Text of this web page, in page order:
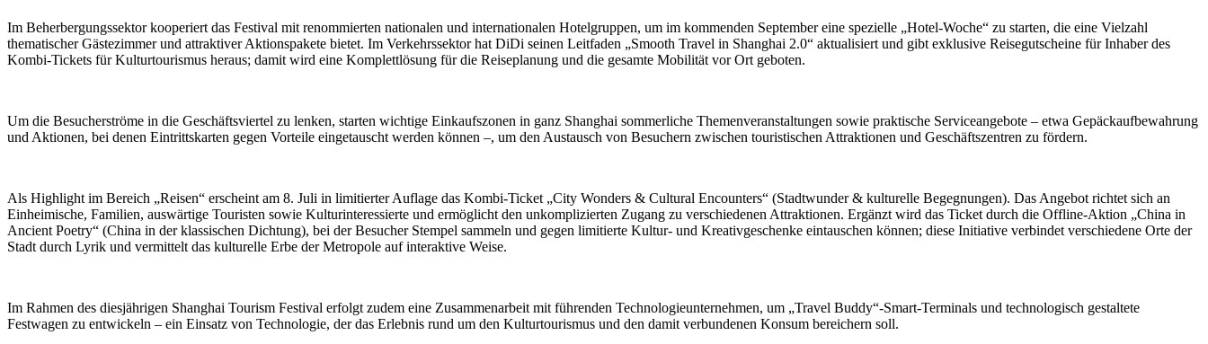
Im Beherbergungssektor kooperiert das Festival mit renommierten nationalen und internationalen Hotelgruppen, um im kommenden September eine spezielle „Hotel-Woche“ zu starten, die eine Vielzahl
thematischer Gästezimmer und attraktiver Aktionspakete bietet. Im Verkehrssektor hat DiDi seinen Leitfaden „Smooth Travel in Shanghai 2.0“ aktualisiert und gibt exklusive Reisegutscheine für Inhaber des
Kombi-Tickets für Kulturtourismus heraus; damit wird eine Komplettlösung für die Reiseplanung und die gesamte Mobilität vor Ort geboten.
Um die Besucherströme in die Geschäftsviertel zu lenken, starten wichtige Einkaufszonen in ganz Shanghai sommerliche Themenveranstaltungen sowie praktische Serviceangebote – etwa Gepäckaufbewahrung
und Aktionen, bei denen Eintrittskarten gegen Vorteile eingetauscht werden können –, um den Austausch von Besuchern zwischen touristischen Attraktionen und Geschäftszentren zu fördern.
Als Highlight im Bereich „Reisen“ erscheint am 8. Juli in limitierter Auflage das Kombi-Ticket „City Wonders & Cultural Encounters“ (Stadtwunder & kulturelle Begegnungen). Das Angebot richtet sich an
Einheimische, Familien, auswärtige Touristen sowie Kulturinteressierte und ermöglicht den unkomplizierten Zugang zu verschiedenen Attraktionen. Ergänzt wird das Ticket durch die Offline-Aktion „China in
Ancient Poetry“ (China in der klassischen Dichtung), bei der Besucher Stempel sammeln und gegen limitierte Kultur- und Kreativgeschenke eintauschen können; diese Initiative verbindet verschiedene Orte der
Stadt durch Lyrik und vermittelt das kulturelle Erbe der Metropole auf interaktive Weise.
Im Rahmen des diesjährigen Shanghai Tourism Festival erfolgt zudem eine Zusammenarbeit mit führenden Technologieunternehmen, um „Travel Buddy“-Smart-Terminals und technologisch gestaltete
Festwagen zu entwickeln – ein Einsatz von Technologie, der das Erlebnis rund um den Kulturtourismus und den damit verbundenen Konsum bereichern soll.